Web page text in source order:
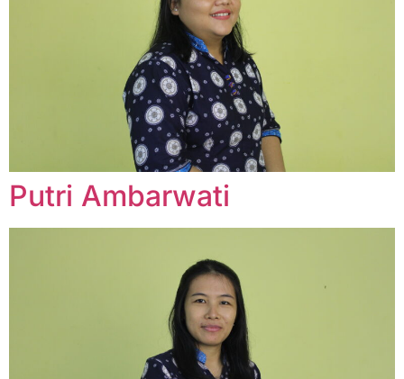
Putri Ambarwati